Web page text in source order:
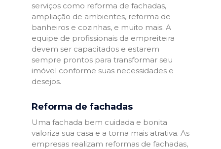
serviços como reforma de fachadas,
ampliação de ambientes, reforma de
banheiros e cozinhas, e muito mais. A
equipe de profissionais da empreiteira
devem ser capacitados e estarem
sempre prontos para transformar seu
imóvel conforme suas necessidades e
desejos.
Reforma de fachadas
Uma fachada bem cuidada e bonita
valoriza sua casa e a torna mais atrativa. As
empresas realizam reformas de fachadas,